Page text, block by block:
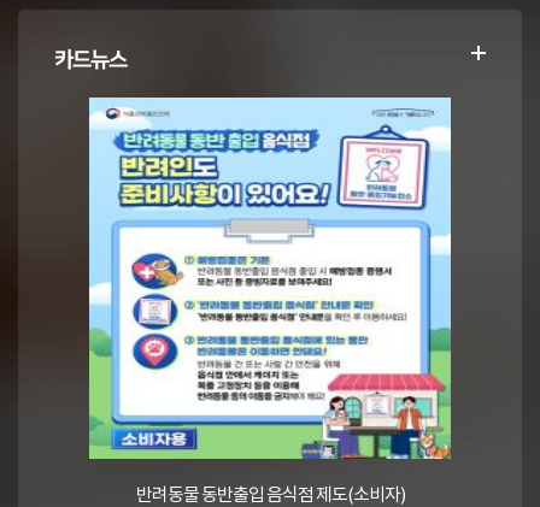
카드뉴스
반려동물 동반출입 음식점 제도(소비자)